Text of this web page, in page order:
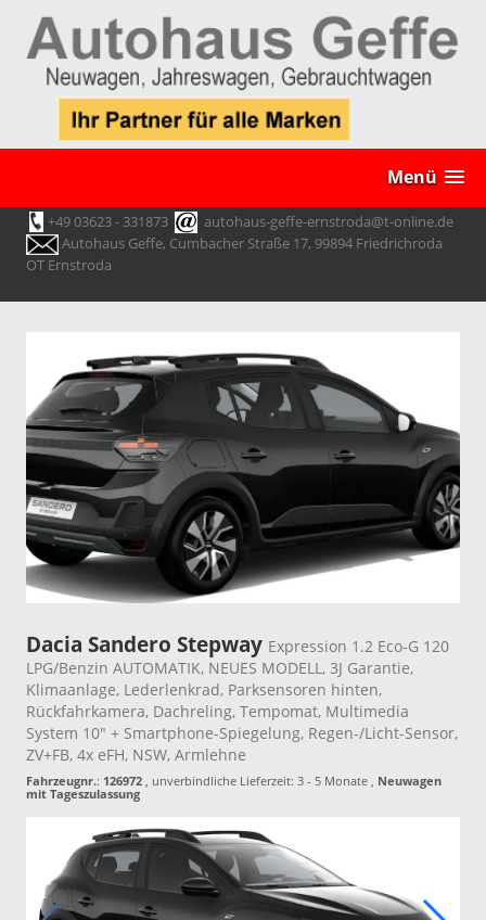
Menü
+49 03623 - 331873
autohaus-geffe-ernstroda@t-online.de
Autohaus Geffe, Cumbacher Straße 17, 99894 Friedrichroda
OT Ernstroda
Dacia Sandero Stepway Expression 1.2 Eco-G 120
LPG/Benzin AUTOMATIK, NEUES MODELL, 3J Garantie,
Klimaanlage, Lederlenkrad, Parksensoren hinten,
Rückfahrkamera, Dachreling, Tempomat, Multimedia
System 10" + Smartphone-Spiegelung, Regen-/Licht-Sensor,
ZV+FB, 4x eFH, NSW, Armlehne
Fahrzeugnr.: 126972 , unverbindliche Lieferzeit: 3 - 5 Monate , Neuwagen
mit Tageszulassung